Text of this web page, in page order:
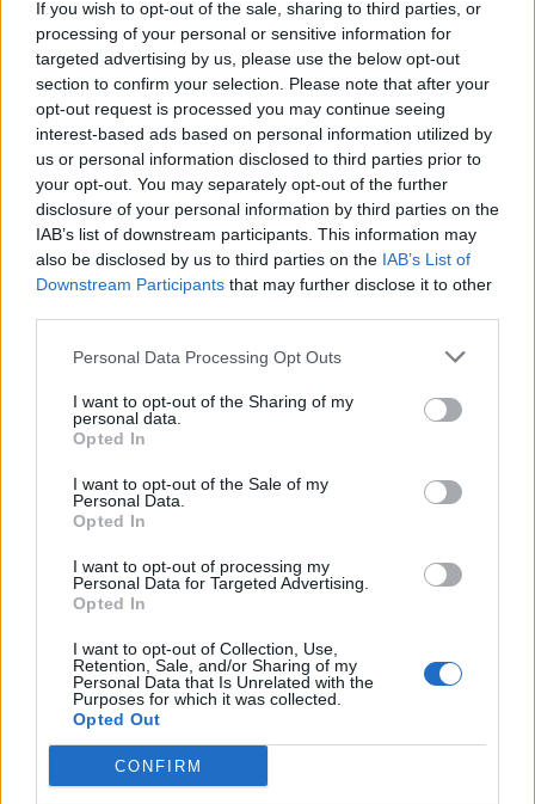
If you wish to opt-out of the sale, sharing to third parties, or
processing of your personal or sensitive information for
targeted advertising by us, please use the below opt-out
section to confirm your selection. Please note that after your
opt-out request is processed you may continue seeing
interest-based ads based on personal information utilized by
us or personal information disclosed to third parties prior to
your opt-out. You may separately opt-out of the further
disclosure of your personal information by third parties on the
IAB’s list of downstream participants. This information may
also be disclosed by us to third parties on the IAB’s List of
Downstream Participants that may further disclose it to other
Personal Data Processing Opt Outs
I want to opt-out of the Sharing of my
personal data.
Opted In
I want to opt-out of the Sale of my
Personal Data.
Opted In
I want to opt-out of processing my
Personal Data for Targeted Advertising.
Opted In
I want to opt-out of Collection, Use,
Retention, Sale, and/or Sharing of my
Personal Data that Is Unrelated with the
Purposes for which it was collected.
Opted Out
CONFIRM
Skovsgaard sikrer historisk oprykning
Bilvask for
har fået en god
Andre læser også
Handelsformand håber på
hygge og fest til By Night i
Aabybro
Arrangør af